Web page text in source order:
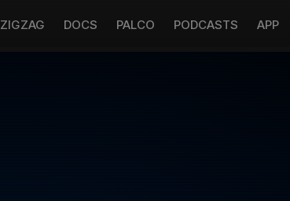
ZIGZAG DOCS PALCO PODCASTS APP